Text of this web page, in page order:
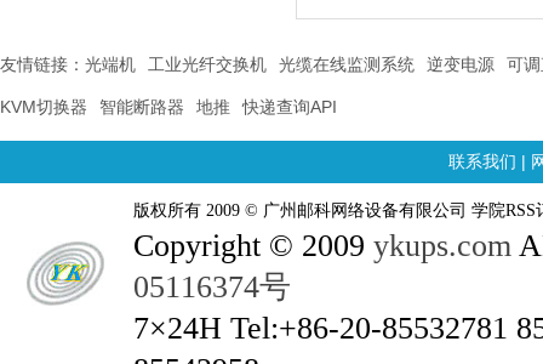
友情链接： 光端机 工业光纤交换机 光缆在线监测系统 逆变电源 可
KVM切换器 智能断路器 地推 快递查询API
联系我们 |
版权所有 2009 © 广州邮科网络设备有限公司 学院RSS
Copyright © 2009 ykups.com
05116374号
7×24H Tel:+86-20-85532781